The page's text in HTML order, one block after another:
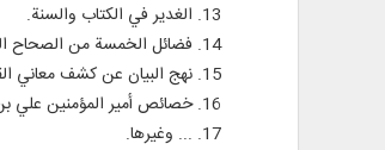
13. الغدير في الكتاب والسنة.
14. فضائل الخمسة من الصحاح الستة.
15. نهج البيان عن كشف معاني القرآن.
16. خصائص أمير المؤمنين علي بن أبي طالب (ع) (ترجمة خصائص أمير المؤمنين).
17. ... وغيرها.